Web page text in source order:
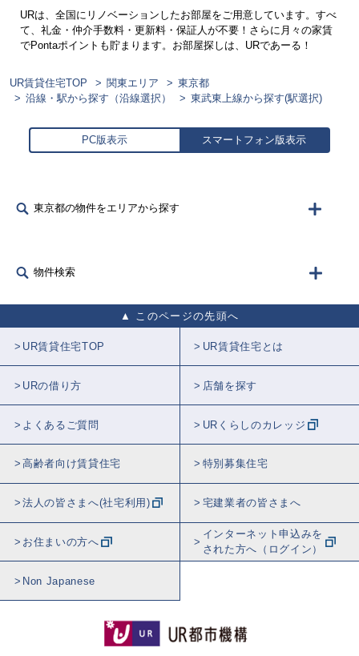
URは、全国にリノベーションしたお部屋をご用意しています。すべ
て、礼金・仲介手数料・更新料・保証人が不要！さらに月々の家賃
でPontaポイントも貯まります。お部屋探しは、URであーる！
UR賃貸住宅TOP 関東エリア
東京都
沿線・駅から探す（沿線選択）
東武東上線から探す(駅選択)
PC版表示 スマートフォン版表示
東京都の物件をエリアから探す
物件検索
このページの先頭へ
UR賃貸住宅TOP UR賃貸住宅とは
URの借り方 店舗を探す
よくあるご質問 URくらしのカレッジ
高齢者向け賃貸住宅 特別募集住宅
法人の皆さまへ(社宅利用) 宅建業者の皆さまへ
お住まいの方へ
インターネット申込みを
された方へ（ログイン）
Non Japanese